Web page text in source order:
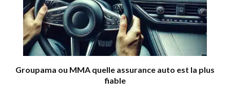
Groupama ou MMA quelle assurance auto est la plus
fiable